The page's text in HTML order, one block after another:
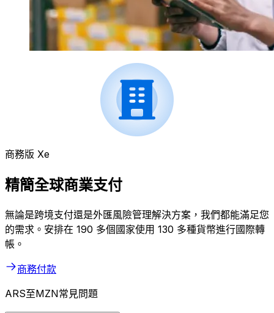
商務版 Xe
精簡全球商業支付
無論是跨境支付還是外匯風險管理解決方案，我們都能滿足您
的需求。安排在 190 多個國家使用 130 多種貨幣進行國際轉
帳。
商務付款
ARS至MZN常見問題